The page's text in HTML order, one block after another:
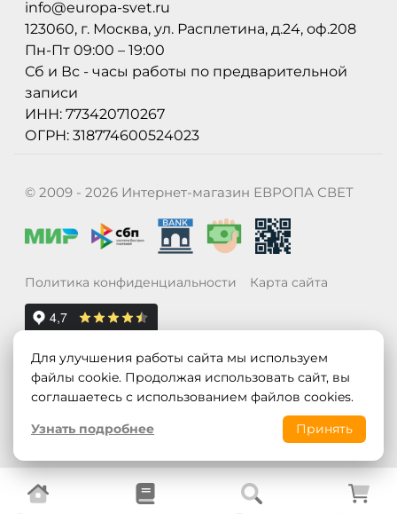
info@europa-svet.ru
123060, г. Москва, ул. Расплетина, д.24, оф.208
Пн-Пт 09:00 – 19:00
Сб и Вс - часы работы по предварительной
записи
ИНН: 773420710267
ОГРН: 318774600524023
© 2009 - 2026 Интернет-магазин ЕВРОПА СВЕТ
Политика конфиденциальности Карта сайта
Для улучшения работы сайта мы используем
файлы cookie. Продолжая использовать сайт, вы
соглашаетесь с использованием файлов cookies.
Узнать подробнее
Принять